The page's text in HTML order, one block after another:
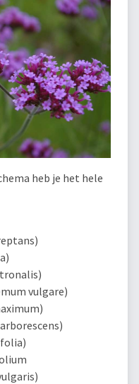
heb je het hele
vulgare)